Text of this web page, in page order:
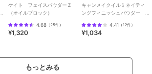
ケイト フェイスパウダーＺ
（オイルブロック）
4.68 （25件）
¥1,320
キャンメイクイルミネイティ
ングフィニッシュパウダー
4.41 （12件）
¥1,034
もっとみる